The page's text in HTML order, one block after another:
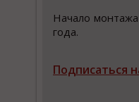
Начало
года.
Подписаться